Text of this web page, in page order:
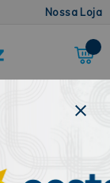
Nossa Loja